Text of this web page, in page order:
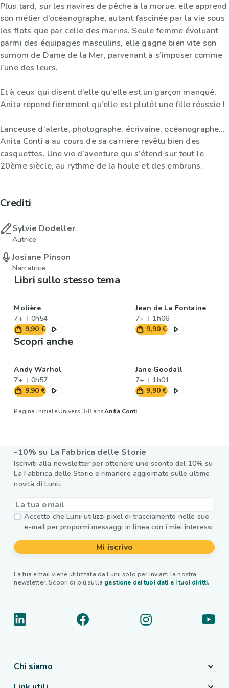
Plus tard, sur les navires de pêche à la morue, elle apprend
son métier d’océanographe, autant fascinée par la vie sous
les flots que par celle des marins. Seule femme évoluant
parmi des équipages masculins, elle gagne bien vite son
surnom de Dame de la Mer, parvenant à s’imposer comme
l’une des leurs.
Et à ceux qui disent d’elle qu’elle est un garçon manqué,
Anita répond fièrement qu’elle est plutôt une fille réussie !
Lanceuse d’alerte, photographe, écrivaine, océanographe…
Anita Conti a au cours de sa carrière revêtu bien des
casquettes. Une vie d’aventure qui s’étend sur tout le
20ème siècle, au rythme de la houle et des embruns.
Crediti
Sylvie Dodeller
Autrice
Josiane Pinson
Narratrice
Libri sullo stesso tema
Molière
7+
0h54
9,90 €
Jean de La Fontaine
7+
1h06
9,90 €
Scopri anche
Andy Warhol
7+
0h57
9,90 €
Jane Goodall
7+
1h01
9,90 €
Pagina inizialeUnivers 3-8 ansAnita Conti
-10% su La Fabbrica delle Storie
Iscriviti alla newsletter per ottenere uno sconto del 10% su
La Fabbrica delle Storie e rimanere aggiornato sulle ultime
novità di Lunii.
Accetto che Lunii utilizzi pixel di tracciamento nelle sue
e-mail per propormi messaggi in linea con i miei interessi
Mi iscrivo
La tua email viene utilizzata da Lunii solo per inviarti la nostra
newsletter. Scopri di più sulla gestione dei tuoi dati e i tuoi diritti.
Chi siamo